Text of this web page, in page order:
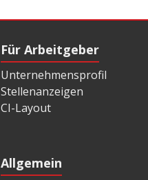
Für Arbeitgeber
Unternehmensprofil
Stellenanzeigen
CI-Layout
Allgemein